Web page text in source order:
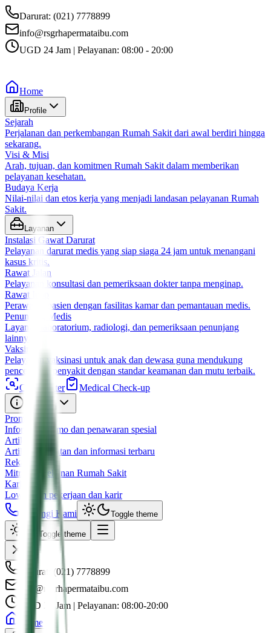
Darurat: (021) 7778899
info@rsgrhapermataibu.com
UGD 24 Jam | Pelayanan: 08:00 - 20:00
Home
Profile
Sejarah
Perjalanan dan perkembangan Rumah Sakit dari awal berdiri hingga
sekarang.
Visi & Misi
Arah, tujuan, dan komitmen Rumah Sakit dalam memberikan
pelayanan kesehatan.
Budaya Kerja
Nilai-nilai dan etos kerja yang menjadi landasan pelayanan Rumah
Sakit.
Layanan
Instalasi Gawat Darurat
Pelayanan darurat medis yang siap siaga 24 jam untuk menangani
kasus kritis.
Rawat Jalan
Pelayanan konsultasi dan pemeriksaan dokter tanpa menginap.
Rawat Inap
Perawatan pasien dengan fasilitas kamar dan pemantauan medis.
Penunjang Medis
Layanan laboratorium, radiologi, dan pemeriksaan penunjang
lainnya.
Vaksin
Pelayanan vaksinasi untuk anak dan dewasa guna mendukung
pencegahan penyakit dengan standar keamanan dan mutu terbaik.
Cari Dokter
Medical Check-up
Informasi
Promo
Informasi promo dan penawaran spesial
Artikel
Artikel kesehatan dan informasi terbaru
Rekanan
Mitra dan rekanan Rumah Sakit
Karir
Lowongan pekerjaan dan karir
Hubungi Kami
Toggle theme
Toggle theme
Darurat: (021) 7778899
info@rsgrhapermataibu.com
UGD 24 Jam | Pelayanan: 08:00-20:00
Home